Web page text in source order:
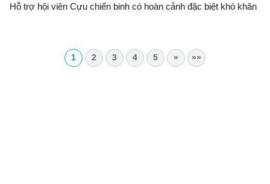
Hỗ trợ hội viên Cựu chiến binh có hoàn cảnh đặc biệt khó khăn
1 2 3 4 5 » »»